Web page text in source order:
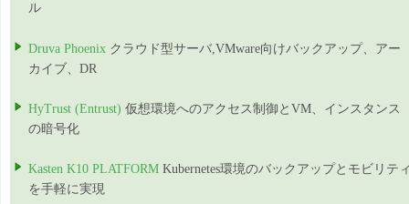
ル
Druva Phoenix クラウド型サーバ,VMware向けバックアップ、アー
カイブ、DR
HyTrust (Entrust) 仮想環境へのアクセス制御とVM、インスタンス
の暗号化
Kasten K10 PLATFORM Kubernetes環境のバックアップとモビリテ
を手軽に実現